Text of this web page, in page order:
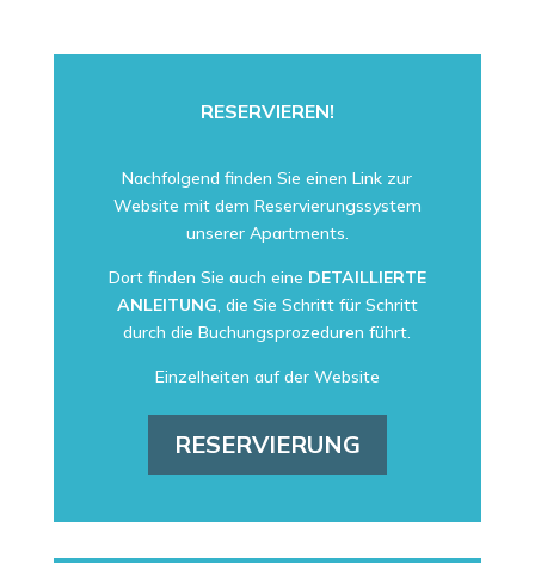
RESERVIEREN!
Nachfolgend finden Sie einen Link zur
Website mit dem Reservierungssystem
unserer Apartments.
Dort finden Sie auch eine DETAILLIERTE
ANLEITUNG, die Sie Schritt für Schritt
durch die Buchungsprozeduren führt.
Einzelheiten auf der Website
RESERVIERUNG